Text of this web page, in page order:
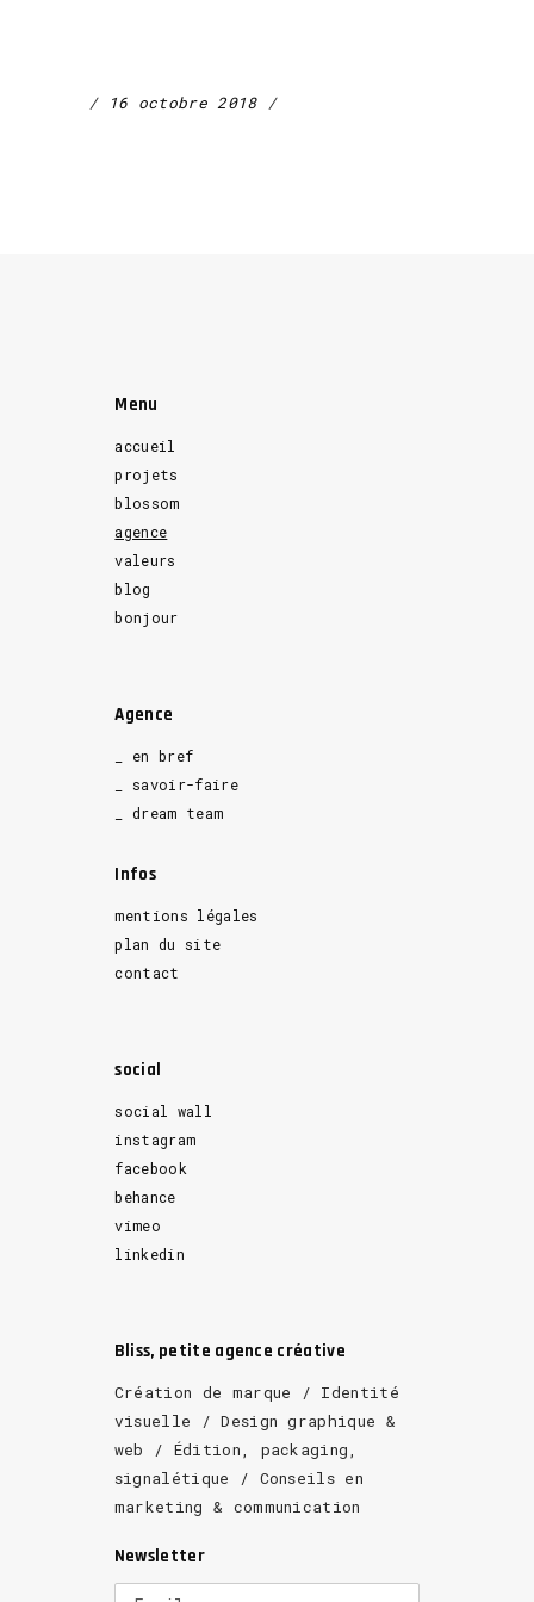
16 octobre 2018
Menu
accueil
projets
blossom
agence
valeurs
blog
bonjour
Agence
_ en bref
_ savoir-faire
_ dream team
Infos
mentions légales
plan du site
contact
social
social wall
instagram
facebook
behance
vimeo
linkedin
Bliss, petite agence créative
Création de marque / Identité
visuelle / Design graphique &
web / Édition, packaging,
signalétique / Conseils en
marketing & communication
Newsletter